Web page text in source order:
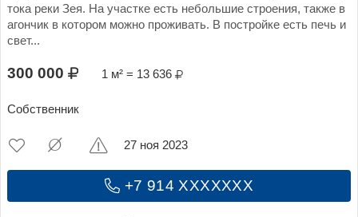
тока реки Зея. На участке есть небольшие строения, также в
агончик в котором можно проживать. В постройке есть печь и
свет...
300 000 1 м² = 13 636
Собственник
+7 914 XXXXXXX
27 ноя 2023